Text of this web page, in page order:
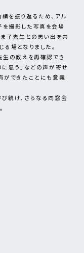
を振り返るため、アル
撮影した写真を会場
ま子先生との思い出を共
場となりました。
生の教えを再確認でき
思う」などの声が寄せ
ができたことにも意義
続け、さらなる同窓会